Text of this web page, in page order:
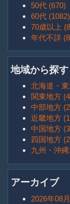
50代 (670)
60代 (1082)
70歳以上
年代不詳
地域から探す
北海道・
関東地方
中部地方
近畿地方
中国地方
四国地方
九州・沖
アーカイブ
2026年08